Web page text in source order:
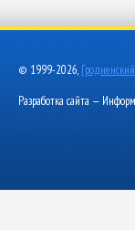
© 1999-2026,
Разработка сайта —